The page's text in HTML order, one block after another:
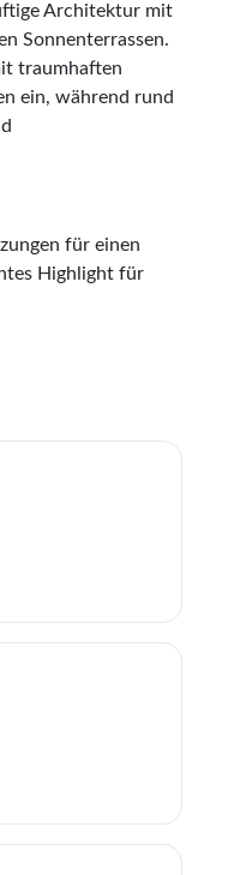
Architektur mit
Sonnenterrassen.
traumhaften
ein, während rund
für einen
Highlight für